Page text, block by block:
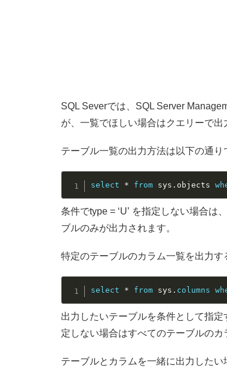
SQL Severでは、SQL Server
が、一覧でほしい場合はクエリーで出
テーブル一覧の出力方法は以下の通り
select * from sys . objects
条件でtype = ‘U’ を指定しない場合
ブルのみが出力されます。
特定のテーブルのカラム一覧を出力す
select * from sys . columns
出力したいテーブルを条件として指
定しない場合はすべてのテーブルのカ
テーブルとカラムを一緒に出力したい